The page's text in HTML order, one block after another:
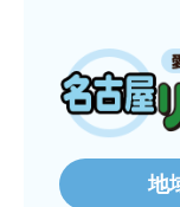
ものお
2025年
欲しい商品を
はい
ショップから
地